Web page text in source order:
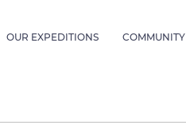
OUR EXPEDITIONS COMMUNITY